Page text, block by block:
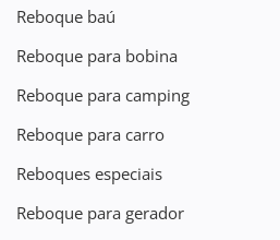
Reboque baú
Reboque para bobina
Reboque para camping
Reboque para carro
Reboques especiais
Reboque para gerador